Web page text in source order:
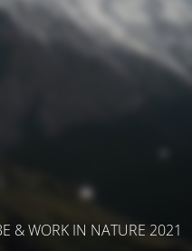
& WORK IN NATURE 2021